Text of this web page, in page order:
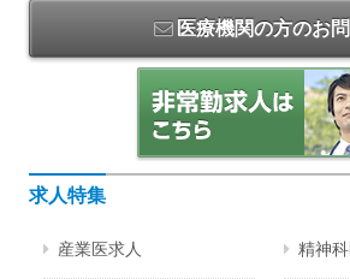
医療機関の方のお
求人特集
産業医求人 精神